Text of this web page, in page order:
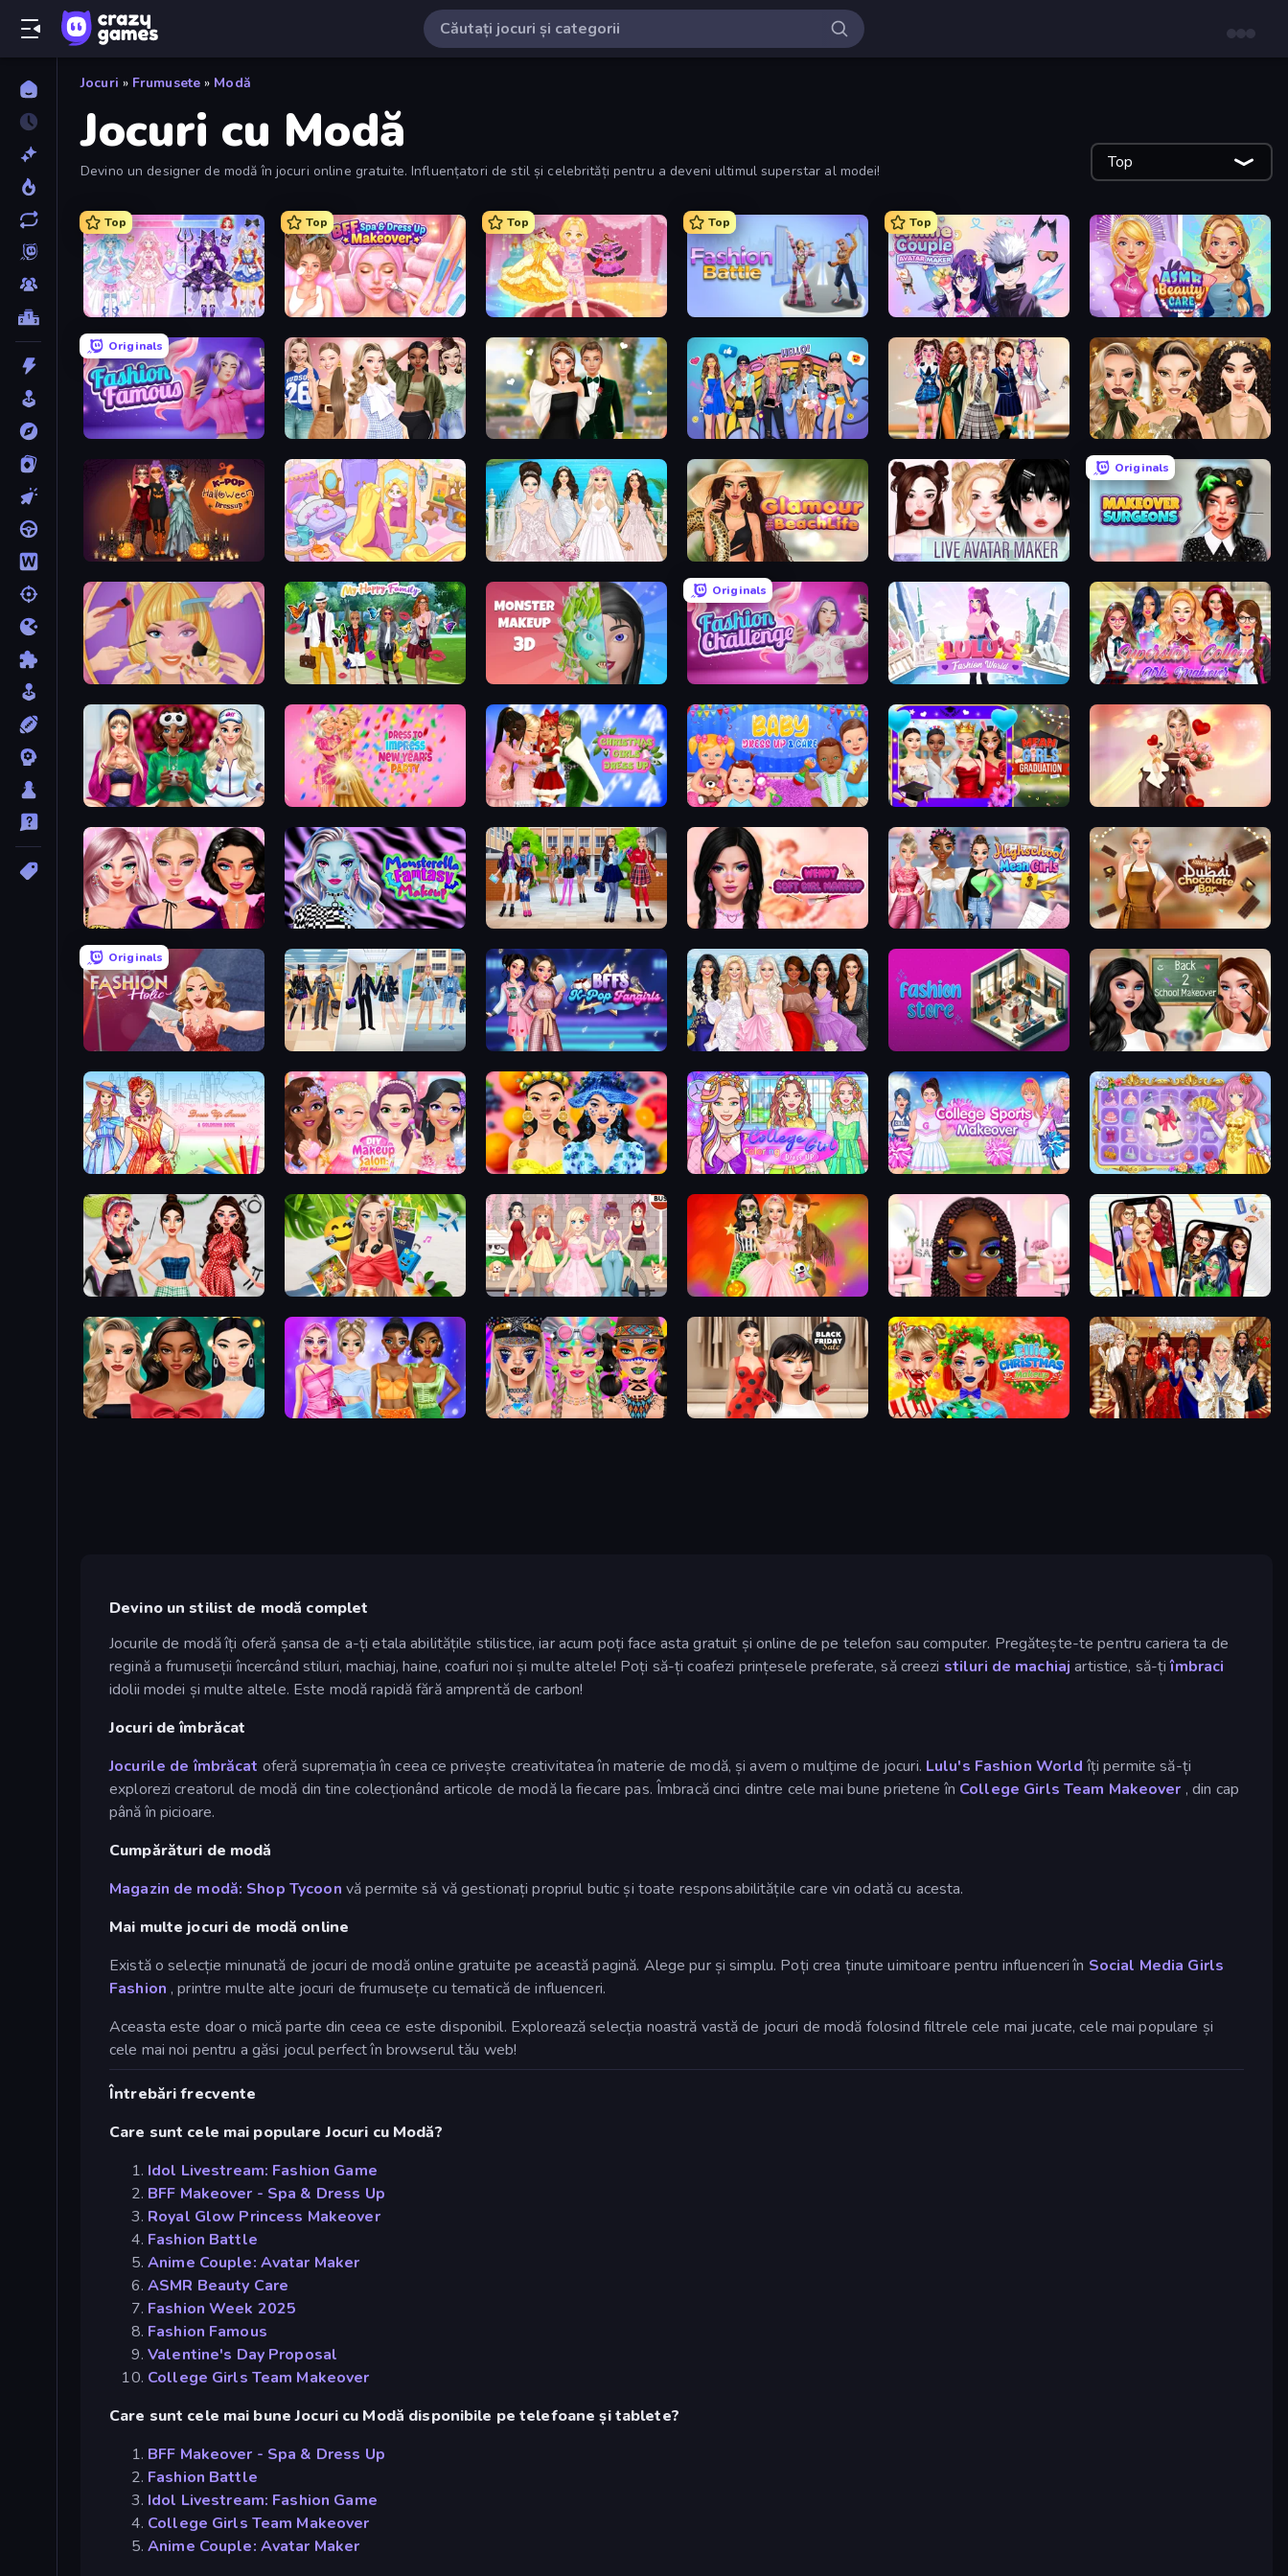
Jocuri » Frumusete » Modă
Jocuri cu Modă
Devino un designer de modă în jocuri online gratuite. Influențatori de stil și celebrități pentru a deveni ultimul superstar al modei! Top
Top
Idol Livestream: Fashion Game
Top
BFF Makeover - Spa & Dress Up
Top
Royal Glow Princess Makeover
Top Top
Anime Couple: Avatar Maker ASMR Beauty Care
Originals
Fashion Famous Fashion Week 2025 Valentine's Day Proposal College Girls Team Makeover Back To School: Uniforms Edition Autumn Glam Gala
K-Pop Halloween Dress Up Fairy Room - Decor Game Model Wedding Glamour Beach Life Live Avatar Maker: Girls
Originals
Makeover Surgeons
Extreme Makeover Superstar Family Dress Up Monster Makeup 3D
Originals
Lulu's Fashion World Superstar College Girls Makeover
BFFs Luxury Loungewear Dress To Impress: New Year's Party Christmas Girls Dress Up Baby Dress Up Mean Girls Graduation Day GRWM Date Night
New Year Makeup Trends Monsterella Fantasy Makeup High School BFFs: Girls Team Wendy Soft Girl Makeup Highschool Mean Girls 3 Ellie's Recipe: Dubai Chocolate Bar
Originals
Fashion Holic College Girl & Boy Makeover BFFs K-Pop Fangirls Model Dress Up Girl Fashion Store: Shop Tycoon Back 2 School Makeover
Dress Up Games & Coloring Book DIY Makeup Salon: SPA Makeover Sweet And Fruity Makeup College Girl Coloring Dress Up College Sport Team Makeover Anime Princess Dress Up
Brat Girl Summer Travel with Me: ASMR Edition Anime Girls Dress Up Games Iconic Halloween Costumes Braided Hairstyles Fashion Highschool Mean Girls 2
New Year's Eve Makeup Monochrome Looks Festival Vibes Makeup Shopaholic Black Friday Ellie Christmas Makeup Royal Dress Up - Fashion Queen
Devino un stilist de modă complet
Jocurile de modă îți oferă șansa de a-ți etala abilitățile stilistice, iar acum poți face asta gratuit și online de pe telefon sau computer. Pregătește-te pentru cariera ta de
regină a frumuseții încercând stiluri, machiaj, haine, coafuri noi și multe altele! Poți să-ți coafezi prințesele preferate, să creezi stiluri de machiaj artistice, să-țiîmbraci
idolii modei și multe altele. Este modă rapidă fără amprentă de carbon!
Jocuri de îmbrăcat
Jocurile de îmbrăcat oferă supremația în ceea ce privește creativitatea în materie de modă, și avem o mulțime de jocuri. Lulu's Fashion World îți permite să-ți
explorezi creatorul de modă din tine colecționând articole de modă la fiecare pas. Îmbracă cinci dintre cele mai bune prietene în College Girls Team Makeover , din cap
până în picioare.
Cumpărături de modă
Magazin de modă: Shop Tycoon vă permite să vă gestionați propriul butic și toate responsabilitățile care vin odată cu acesta.
Mai multe jocuri de modă online
Există o selecție minunată de jocuri de modă online gratuite pe această pagină. Alege pur și simplu. Poți crea ținute uimitoare pentru influenceri în Social Media Girls
Fashion , printre multe alte jocuri de frumusețe cu tematică de influenceri.
Aceasta este doar o mică parte din ceea ce este disponibil. Explorează selecția noastră vastă de jocuri de modă folosind filtrele cele mai jucate, cele mai populare și
cele mai noi pentru a găsi jocul perfect în browserul tău web!
Întrebări frecvente
Care sunt cele mai populare Jocuri cu Modă?
Idol Livestream: Fashion Game
BFF Makeover - Spa & Dress Up
Royal Glow Princess Makeover
Fashion Battle
Anime Couple: Avatar Maker
ASMR Beauty Care
Fashion Week 2025
Fashion Famous
Valentine's Day Proposal
College Girls Team Makeover
Care sunt cele mai bune Jocuri cu Modă disponibile pe telefoane și tablete?
BFF Makeover - Spa & Dress Up
Fashion Battle
Idol Livestream: Fashion Game
College Girls Team Makeover
Anime Couple: Avatar Maker